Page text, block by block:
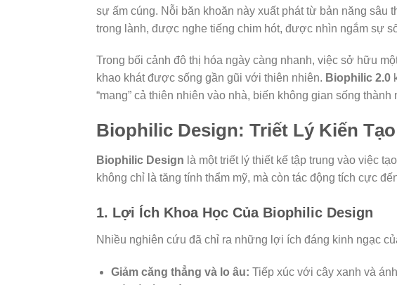
sự ấm cúng. Nỗi băn khoăn này xuất phát từ bản năng
trong lành, được nghe tiếng chim hót, được nhìn ngắm sự
Trong bối cảnh đô thị hóa ngày càng nhanh, việc sở hữu
khao khát được sống gần gũi với thiên nhiên. Biophilic 2.0
“mang” cả thiên nhiên vào nhà, biến không gian sống
Biophilic Design: Triết Lý Kiến
Biophilic Design là một triết lý thiết kế tập trung vào việc
không chỉ là tăng tính thẩm mỹ, mà còn tác động tích cực
1. Lợi Ích Khoa Học Của Biophilic Design
Nhiều nghiên cứu đã chỉ ra những lợi ích đáng kinh ngạc
Giảm căng thẳng và lo âu: Tiếp xúc với cây xanh và